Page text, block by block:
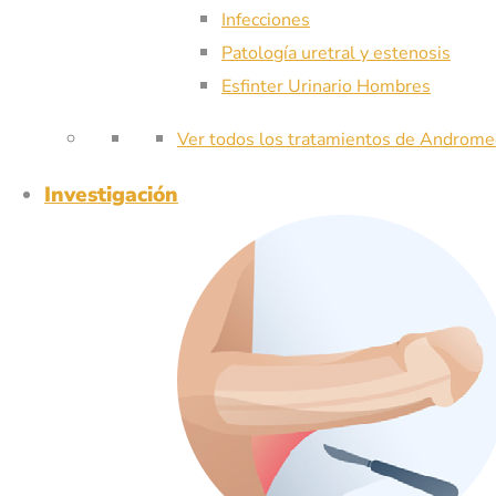
Infecciones
Patología uretral y estenosis
Esfinter Urinario Hombres
Ver todos los tratamientos de
Investigación